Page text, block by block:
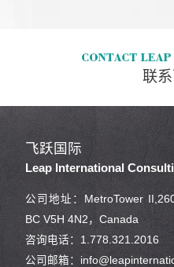
联
飞跃国际
Leap International
公司地址：MetroTower
BC V5H 4N2，Canada
咨询电话：1.778.321.2016
公司邮箱：